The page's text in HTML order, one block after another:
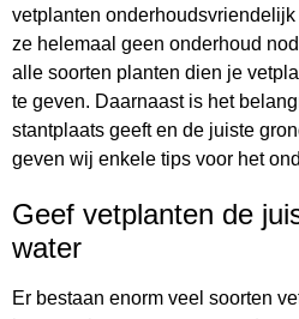
vetplanten
ze helemaal geen onderhoud
alle soorten planten dien je
te geven. Daarnaast is het
stantplaats geeft en de juiste
geven wij enkele tips voor het
Geef vetplanten de
water
Er bestaan enorm veel soorten